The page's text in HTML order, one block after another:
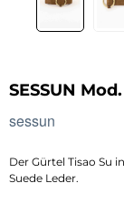
SESSUN
sessun
Der Gürtel Tisao Su
Suede Leder.